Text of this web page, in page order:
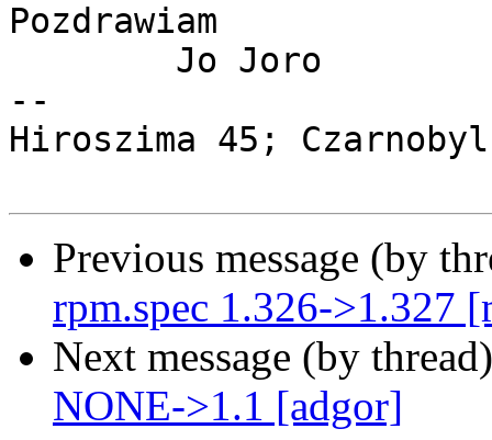
Pozdrawiam
--
Hiroszima 45;
Previous message (by
rpm.spec 1.326->1.327
Next message (by
NONE->1.1 [adgor]